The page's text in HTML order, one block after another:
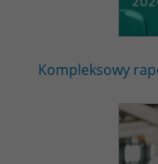
Kompleksowy